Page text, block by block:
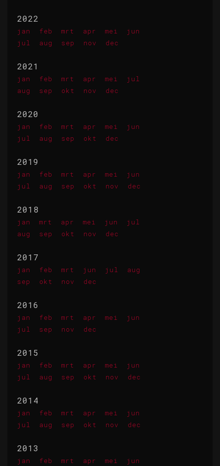
2022
jan feb mrt apr mei
jun
jul
aug sep nov dec
2021
jan feb mrt apr mei
jul
aug
sep okt nov dec
2020
jan feb mrt apr mei
jun
jul
aug sep okt dec
2019
jan feb mrt apr mei
jun
jul
aug sep okt nov dec
2018
jan mrt apr mei jun
jul
aug
sep okt nov dec
2017
jan feb mrt jun jul
aug
sep
okt nov dec
2016
jan feb mrt apr mei
jun
jul
sep nov dec
2015
jan feb mrt apr mei
jun
jul
aug sep okt nov dec
2014
jan feb mrt apr mei
jun
jul
aug sep okt nov dec
2013
jan feb mrt apr mei jun